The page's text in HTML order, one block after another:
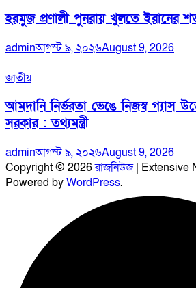
হরমুজ প্রণালী পুনরায় খুলতে ইরানের
adminআগস্ট ৯, ২০২৬August 9, 2026
জাতীয়
আমদানি নির্ভরতা ভেঙে নিজস্ব গ্যাস
সরকার : তথ্যমন্ত্রী
adminআগস্ট ৯, ২০২৬August 9, 2026
Copyright © 2026রাজনিউজ| Extensive
Powered byWordPress.